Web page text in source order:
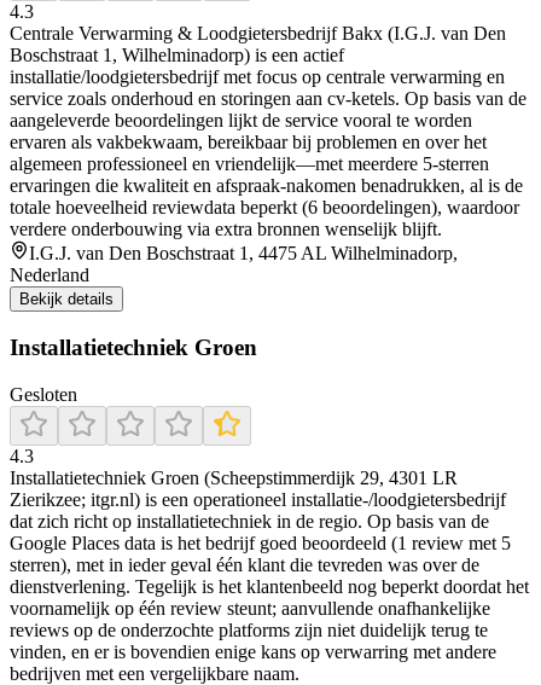
4.3
Centrale Verwarming & Loodgietersbedrijf Bakx (I.G.J. van Den
Boschstraat 1, Wilhelminadorp) is een actief
installatie/loodgietersbedrijf met focus op centrale verwarming en
service zoals onderhoud en storingen aan cv-ketels. Op basis van de
aangeleverde beoordelingen lijkt de service vooral te worden
ervaren als vakbekwaam, bereikbaar bij problemen en over het
algemeen professioneel en vriendelijk—met meerdere 5-sterren
ervaringen die kwaliteit en afspraak-nakomen benadrukken, al is de
totale hoeveelheid reviewdata beperkt (6 beoordelingen), waardoor
verdere onderbouwing via extra bronnen wenselijk blijft.
I.G.J. van Den Boschstraat 1, 4475 AL Wilhelminadorp,
Nederland
Bekijk details
Installatietechniek Groen
Gesloten
4.3
Installatietechniek Groen (Scheepstimmerdijk 29, 4301 LR
Zierikzee; itgr.nl) is een operationeel installatie-/loodgietersbedrijf
dat zich richt op installatietechniek in de regio. Op basis van de
Google Places data is het bedrijf goed beoordeeld (1 review met 5
sterren), met in ieder geval één klant die tevreden was over de
dienstverlening. Tegelijk is het klantenbeeld nog beperkt doordat het
voornamelijk op één review steunt; aanvullende onafhankelijke
reviews op de onderzochte platforms zijn niet duidelijk terug te
vinden, en er is bovendien enige kans op verwarring met andere
bedrijven met een vergelijkbare naam.